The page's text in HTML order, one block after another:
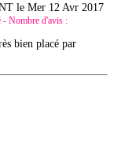
leMer 12 Avr 2017
- Nombre d'avis :
bien placé par